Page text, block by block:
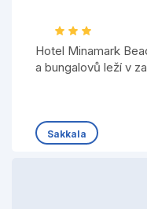
Hotel Minamark
a bungalovů leží v
Sakkala